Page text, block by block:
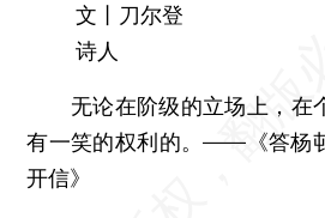
文丨刀尔登
诗人
无论在阶级的立场上，在
有一笑的权利的。——《答杨
开信》